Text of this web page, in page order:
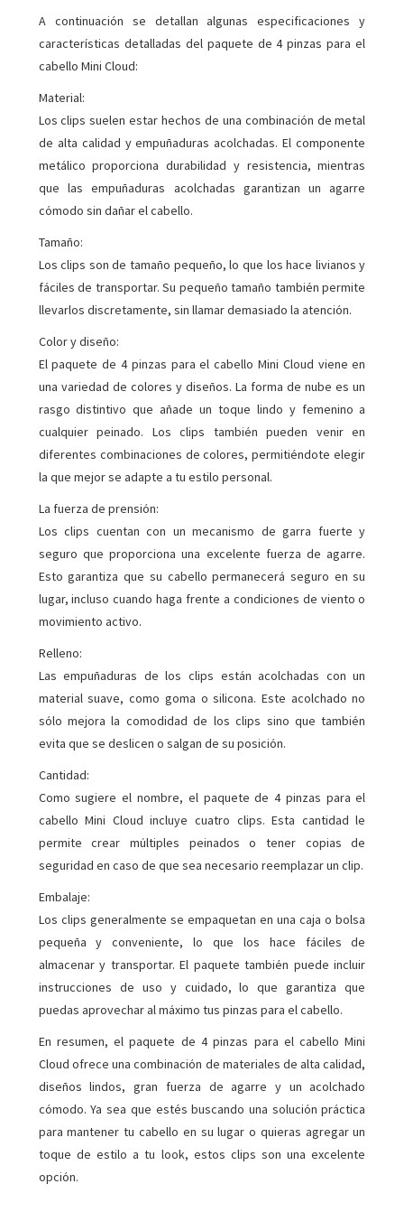
A continuación se detallan algunas especificaciones y
características detalladas del paquete de 4 pinzas para el
cabello Mini Cloud:
Material:
Los clips suelen estar hechos de una combinación de metal
de alta calidad y empuñaduras acolchadas. El componente
metálico proporciona durabilidad y resistencia, mientras
que las empuñaduras acolchadas garantizan un agarre
cómodo sin dañar el cabello.
Tamaño:
Los clips son de tamaño pequeño, lo que los hace livianos y
fáciles de transportar. Su pequeño tamaño también permite
llevarlos discretamente, sin llamar demasiado la atención.
Color y diseño:
El paquete de 4 pinzas para el cabello Mini Cloud viene en
una variedad de colores y diseños. La forma de nube es un
rasgo distintivo que añade un toque lindo y femenino a
cualquier peinado. Los clips también pueden venir en
diferentes combinaciones de colores, permitiéndote elegir
la que mejor se adapte a tu estilo personal.
La fuerza de prensión:
Los clips cuentan con un mecanismo de garra fuerte y
seguro que proporciona una excelente fuerza de agarre.
Esto garantiza que su cabello permanecerá seguro en su
lugar, incluso cuando haga frente a condiciones de viento o
movimiento activo.
Relleno:
Las empuñaduras de los clips están acolchadas con un
material suave, como goma o silicona. Este acolchado no
sólo mejora la comodidad de los clips sino que también
evita que se deslicen o salgan de su posición.
Cantidad:
Como sugiere el nombre, el paquete de 4 pinzas para el
cabello Mini Cloud incluye cuatro clips. Esta cantidad le
permite crear múltiples peinados o tener copias de
seguridad en caso de que sea necesario reemplazar un clip.
Embalaje:
Los clips generalmente se empaquetan en una caja o bolsa
pequeña y conveniente, lo que los hace fáciles de
almacenar y transportar. El paquete también puede incluir
instrucciones de uso y cuidado, lo que garantiza que
puedas aprovechar al máximo tus pinzas para el cabello.
En resumen, el paquete de 4 pinzas para el cabello Mini
Cloud ofrece una combinación de materiales de alta calidad,
diseños lindos, gran fuerza de agarre y un acolchado
cómodo. Ya sea que estés buscando una solución práctica
para mantener tu cabello en su lugar o quieras agregar un
toque de estilo a tu look, estos clips son una excelente
opción.